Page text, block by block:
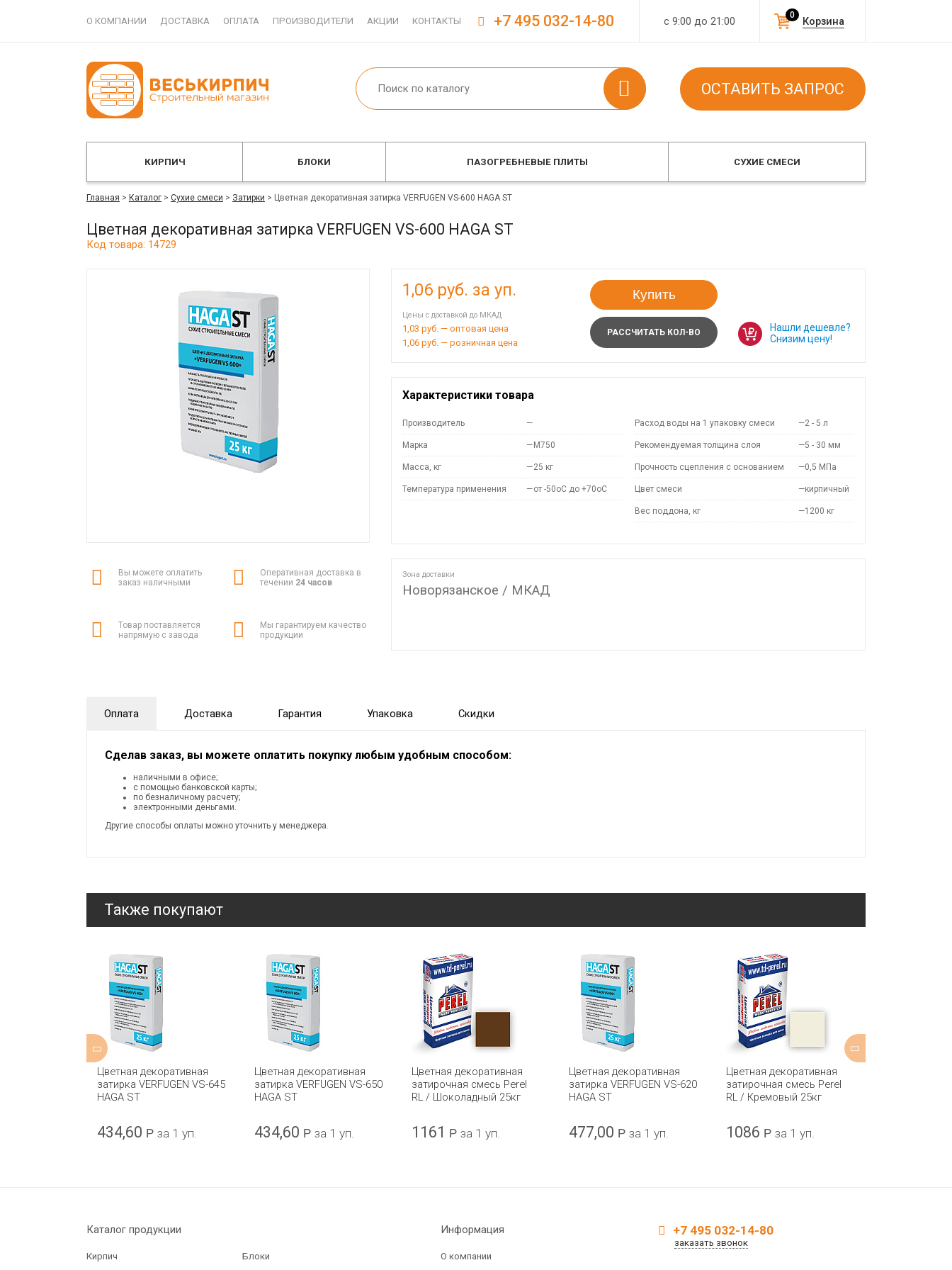
О КОМПАНИИ ДОСТАВКА ОПЛАТА ПРОИЗВОДИТЕЛИ АКЦИИ КОНТАКТЫ с 9:00 до 21:00 Корзина
0
+7 495 032-14-80
ОСТАВИТЬ ЗАПРОС
КИРПИЧ БЛОКИ ПАЗОГРЕБНЕВЫЕ ПЛИТЫ СУХИЕ СМЕСИ
Главная > Каталог > Сухие смеси > Затирки > Цветная декоративная затирка VERFUGEN VS-600 HAGA ST
Цветная декоративная затирка VERFUGEN VS-600 HAGA ST
Код товара: 14729
Вы можете оплатить
заказ наличными
Оперативная доставка в
течении 24 часов
Товар поставляется
напрямую с завода
Мы гарантируем качество
продукции
1,06 руб. за уп.
Цены с доставкой до МКАД
1,03 руб. — оптовая цена
1,06 руб. — розничная цена
Купить
РАССЧИТАТЬ КОЛ-ВО
Нашли дешевле?
Снизим цену!
Характеристики товара
Производитель —
Марка — M750
Масса, кг —25 кг
Температура применения —от -50оС до +70оС
Расход воды на 1 упаковку смеси —2 - 5 л
Рекомендуемая толщина слоя —5 - 30 мм
Прочность сцепления с основанием —0,5 МПа
Цвет смеси —кирпичный
Вес поддона, кг —1200 кг
Зона доставки
Новорязанское / МКАД
Оплата Доставка Гарантия Упаковка Скидки
Сделав заказ, вы можете оплатить покупку любым удобным способом:
наличными в офисе;
с помощью банковской карты;
по безналичному расчету;
электронными деньгами.
Другие способы оплаты можно уточнить у менеджера.
Также покупают
Цветная декоративная
затирка VERFUGEN VS-645
HAGA ST
434,60 Р за 1 уп.
Цветная декоративная
затирка VERFUGEN VS-650
HAGA ST
434,60 Р за 1 уп.
Цветная декоративная
затирочная смесь Perel
RL / Шоколадный 25кг
1161 Р за 1 уп.
Цветная декоративная
затирка VERFUGEN VS-620
HAGA ST
477,00 Р за 1 уп.
Цветная декоративная
затирочная смесь Perel
RL / Кремовый 25кг
1086 Р за 1 уп.
Каталог продукции
Кирпич Блоки
Информация
О компании
+7 495 032-14-80
заказать звонок